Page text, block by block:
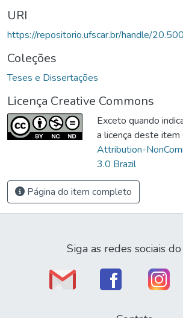
URI
https://repositorio.ufscar.br/handle/
Coleções
Teses e Dissertações
Licença Creative Commons
Exceto quando
a licença deste
Attribution-
3.0 Brazil
Página do item completo
Siga as redes sociais